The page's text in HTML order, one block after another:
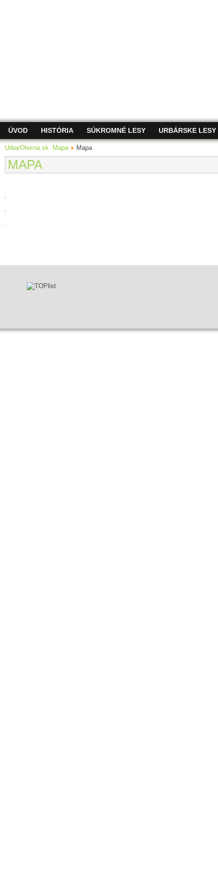
ÚVOD HISTÓRIA SÚKROMNÉ LESY URBÁRSKE LESY
UrbarOlesna.sk Mapa Mapa
MAPA